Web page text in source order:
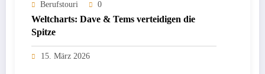
Berufstouri 0
Weltcharts: Dave & Tems verteidigen die
Spitze
15. März 2026